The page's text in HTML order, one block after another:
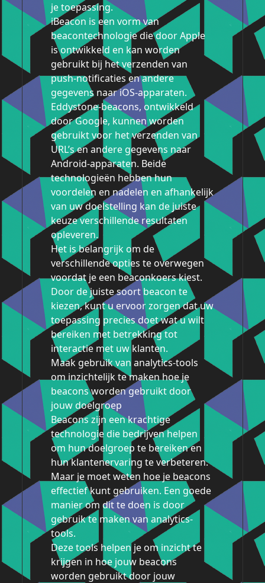
je toepassing.
iBeacon is een vorm van
beacontechnologie die door Apple
is ontwikkeld en kan worden
gebruikt bij het verzenden van
push-notificaties en andere
gegevens naar iOS-apparaten.
Eddystone-beacons, ontwikkeld
door Google, kunnen worden
gebruikt voor het verzenden van
URL’s en andere gegevens naar
Android-apparaten. Beide
technologieën hebben hun
voordelen en nadelen en afhankelijk
van uw doelstelling kan de juiste
keuze verschillende resultaten
opleveren.
Het is belangrijk om de
verschillende opties te overwegen
voordat je een beaconkoers kiest.
Door de juiste soort beacon te
kiezen, kunt u ervoor zorgen dat uw
toepassing precies doet wat u wilt
bereiken met betrekking tot
interactie met uw klanten.
Maak gebruik van analytics-tools
om inzichtelijk te maken hoe je
beacons worden gebruikt door
jouw doelgroep
Beacons zijn een krachtige
technologie die bedrijven helpen
om hun doelgroep te bereiken en
hun klantenervaring te verbeteren.
Maar je moet weten hoe je beacons
effectief kunt gebruiken. Een goede
manier om dit te doen is door
gebruik te maken van analytics-
tools.
Deze tools helpen je om inzicht te
krijgen in hoe jouw beacons
worden gebruikt door jouw